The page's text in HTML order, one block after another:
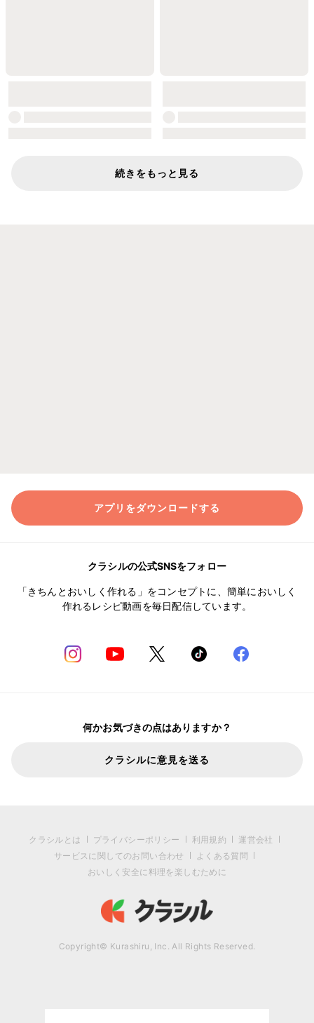
続きをもっと見る
アプリをダウンロードする
クラシルの公式SNSをフォロー
「きちんとおいしく作れる」をコンセプトに、簡単においしく
作れるレシピ動画を毎日配信しています。
何かお気づきの点はありますか？
クラシルに意見を送る
クラシルとは プライバシーポリシー 利用規約
運営会社
サービスに関してのお問い合わせ
よくある質問
おいしく安全に料理を楽しむために
Copyright© Kurashiru, Inc. All Rights Reserved.